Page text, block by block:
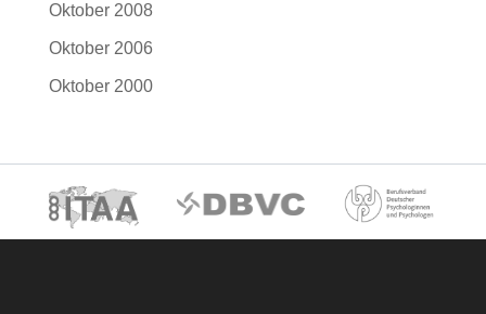
Oktober 2008
Oktober 2006
Oktober 2000